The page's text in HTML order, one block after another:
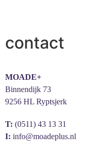
contact
MOADE+
Binnendijk 73
9256 HL Ryptsjerk
T: (0511) 43 13 31
I: info@moadeplus.nl